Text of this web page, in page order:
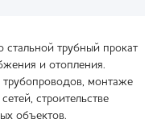
трубный прокат
и отопления.
трубопроводов, монтаже
строительстве
объектов.